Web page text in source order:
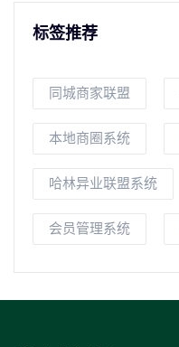
标签推荐
同城商家联盟
本地商圈系统
哈林异业联盟系统
会员管理系统